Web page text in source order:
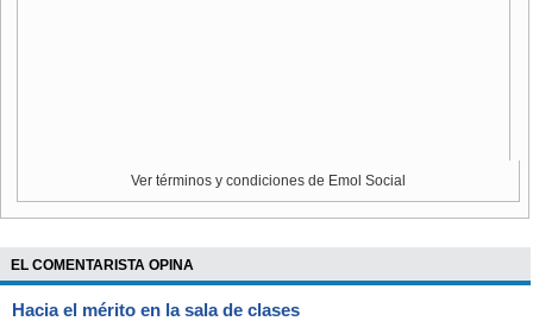
Ver términos y condiciones de Emol Social
EL COMENTARISTA OPINA
Hacia el mérito en la sala de clases